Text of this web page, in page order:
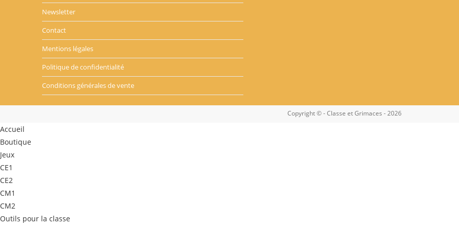
Newsletter
Contact
Mentions légales
Politique de confidentialité
Conditions générales de vente
Copyright © - Classe et Grimaces - 2026
Accueil
Boutique
Jeux
CE1
CE2
CM1
CM2
Outils pour la classe